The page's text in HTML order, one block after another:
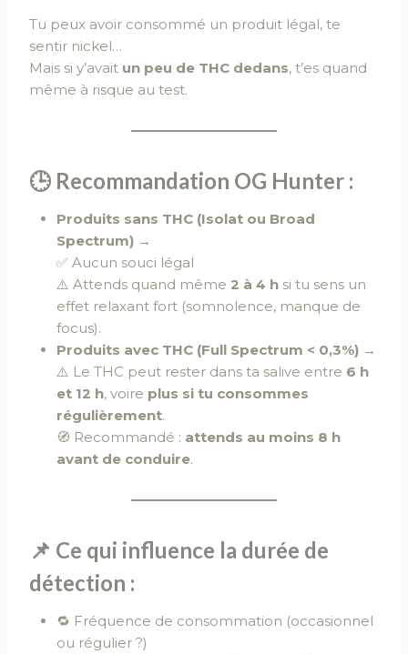
Tu peux avoir consommé un produit légal, te
sentir nickel…
Mais si y’avait un peu de THC dedans, t’es quand
même à risque au test.
🕒 Recommandation OG Hunter :
Produits sans THC (Isolat ou Broad
Spectrum) →
✅ Aucun souci légal
⚠️ Attends quand même 2 à 4 h si tu sens un
effet relaxant fort (somnolence, manque de
focus).
Produits avec THC (Full Spectrum < 0,3%) →
⚠️ Le THC peut rester dans ta salive entre 6 h
et 12 h, voire plus si tu consommes
régulièrement.
🧭 Recommandé : attends au moins 8 h
avant de conduire.
📌 Ce qui influence la durée de
détection :
🔁 Fréquence de consommation (occasionnel
ou régulier ?)